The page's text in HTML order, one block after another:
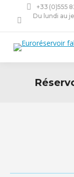
+33 (0)555
Du lundi au